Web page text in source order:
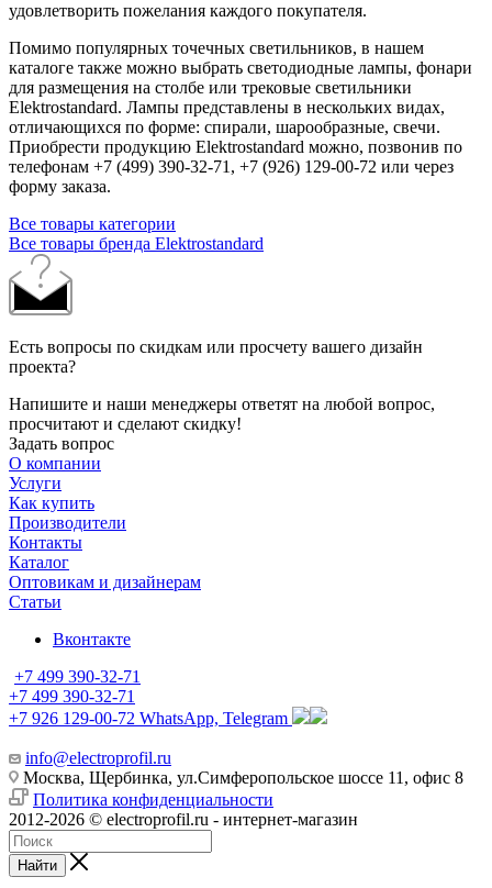
удовлетворить пожелания каждого покупателя.
Помимо популярных точечных светильников, в нашем
каталоге также можно выбрать светодиодные лампы, фонари
для размещения на столбе или трековые светильники
Elektrostandard. Лампы представлены в нескольких видах,
отличающихся по форме: спирали, шарообразные, свечи.
Приобрести продукцию Elektrostandard можно, позвонив по
телефонам +7 (499) 390-32-71, +7 (926) 129-00-72 или через
форму заказа.
Все товары категории
Все товары бренда Elektrostandard
Есть вопросы по скидкам или просчету вашего дизайн
проекта?
Напишите и наши менеджеры ответят на любой вопрос,
просчитают и сделают скидку!
Задать вопрос
О компании
Услуги
Как купить
Производители
Контакты
Каталог
Оптовикам и дизайнерам
Статьи
Вконтакте
+7 499 390-32-71
+7 499 390-32-71
+7 926 129-00-72 WhatsApp, Telegram
info@electroprofil.ru
Москва, Щербинка, ул.Симферопольское шоссе 11, офис 8
Политика конфиденциальности
2012-2026 © electroprofil.ru - интернет-магазин
Найти